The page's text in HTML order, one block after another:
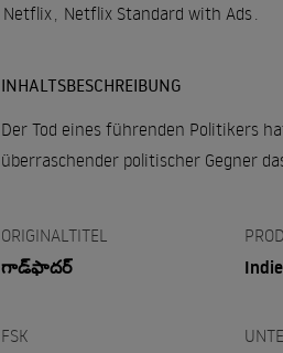
Netflix
Netflix Standard with Ads
INHALTSBESCHREIBUNG
Der Tod eines führenden Politikers
überraschender politischer Gegner
ORIGINALTITEL
గాడ్‌ఫాదర్‌
FSK